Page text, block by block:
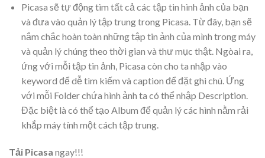
Picasa sẽ tự động tìm tất cả các tập tin hình ảnh của bạn
và đưa vào quản lý tập trung trong Picasa. Từ đây, bạn sẽ
nắm chắc hoàn toàn những tập tin ảnh của mình trong máy
và quản lý chúng theo thời gian và thư mục thật. Ngòai ra,
ứng với mỗi tập tin ảnh, Picasa còn cho ta nhập vào
keyword để dễ tìm kiếm và caption để đặt ghi chú. Ứng
với mỗi Folder chứa hình ảnh ta có thể nhập Description.
Đặc biệt là có thể tạo Album để quản lý các hình nằm rải
khắp máy tính một cách tập trung.
Tải Picasa ngay!!!